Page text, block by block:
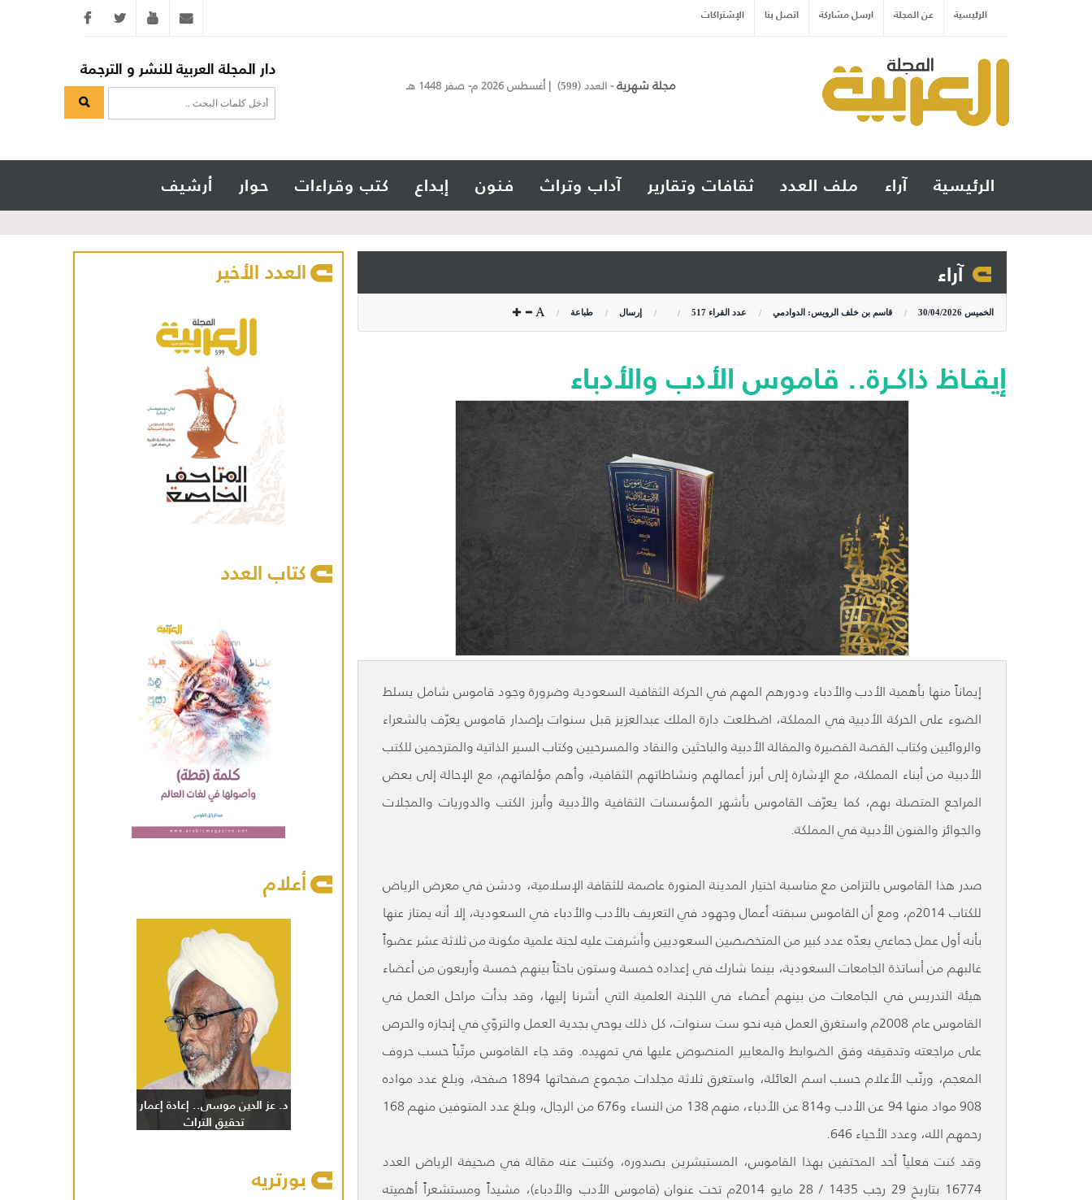
الرئيسية عن المجلة ارسل مشاركة اتصل بنا الإشتراكات
مجلة شهرية- العدد (599) | أغسطس 2026 م- صفر 1448 هـ
دار المجلة العربية للنشر و الترجمة
الرئيسية آراء ملف العدد ثقافات وتقارير آداب وتراث فنون إبداع كتب وقراءات حوار أرشيف
آراء
الخميس 30/04/2026 قاسم بن خلف الرويس: الدوادمي عدد القراء 517 إرسال طباعة
إيقـاظ ذاكـرة.. قاموس الأدب والأدباء
إيماناً منها بأهمية الأدب والأدباء ودورهم المهم في الحركة الثقافية السعودية وضرورة وجود قاموس شامل يسلط
الضوء على الحركة الأدبية في المملكة، اضطلعت دارة الملك عبدالعزيز قبل سنوات بإصدار قاموس يعرّف بالشعراء
والروائيين وكتاب القصة القصيرة والمقالة الأدبية والباحثين والنقاد والمسرحيين وكتاب السير الذاتية والمترجمين للكتب
الأدبية من أبناء المملكة، مع الإشارة إلى أبرز أعمالهم ونشاطاتهم الثقافية، وأهم مؤلفاتهم، مع الإحالة إلى بعض
المراجع المتصلة بهم، كما يعرّف القاموس بأشهر المؤسسات الثقافية والأدبية وأبرز الكتب والدوريات والمجلات
والجوائز والفنون الأدبية في المملكة.
صدر هذا القاموس بالتزامن مع مناسبة اختيار المدينة المنورة عاصمة للثقافة الإسلامية، ودشن في معرض الرياض
للكتاب 2014م، ومع أن القاموس سبقته أعمال وجهود في التعريف بالأدب والأدباء في السعودية، إلا أنه يمتاز عنها
بأنه أول عمل جماعي يعدّه عدد كبير من المتخصصين السعوديين وأشرفت عليه لجنة علمية مكونة من ثلاثة عشر عضواً
غالبهم من أساتذة الجامعات السعودية، بينما شارك في إعداده خمسة وستون باحثاً بينهم خمسة وأربعون من أعضاء
هيئة التدريس في الجامعات من بينهم أعضاء في اللجنة العلمية التي أشرنا إليها، وقد بدأت مراحل العمل في
القاموس عام 2008م واستغرق العمل فيه نحو ست سنوات، كل ذلك يوحي بجدية العمل والتروّي في إنجازه والحرص
على مراجعته وتدقيقه وفق الضوابط والمعايير المنصوص عليها في تمهيده. وقد جاء القاموس مرتّباً حسب حروف
المعجم، ورتّب الأعلام حسب اسم العائلة، واستغرق ثلاثة مجلدات مجموع صفحاتها 1894 صفحة، وبلغ عدد مواده
908 مواد منها 94 عن الأدب و814 عن الأدباء، منهم 138 من النساء و676 من الرجال، وبلغ عدد المتوفين منهم 168
رحمهم الله، وعدد الأحياء 646.
وقد كنت فعلياً أحد المحتفين بهذا القاموس، المستبشرين بصدوره، وكتبت عنه مقالة في صحيفة الرياض العدد
16774 بتاريخ 29 رجب 1435 / 28 مايو 2014م تحت عنوان (قاموس الأدب والأدباء)، مشيداً ومستشعراً أهميته
العدد الأخير
كتاب العدد
أعلام
د. عز الدين موسى.. إعادة إعمار
تحقيق التراث
بورتريه